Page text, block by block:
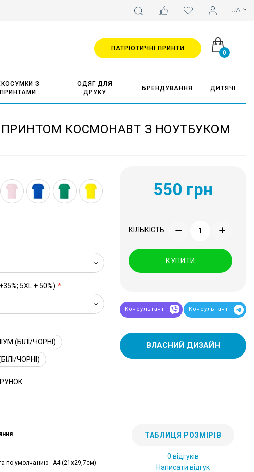
0
З
ПРИНТАМИ
ОДЯГ ДЛЯ
ДРУКУ
БРЕНДУВАННЯ ДИТЯЧІ
ПАТРІОТИЧНІ ПРИНТИ
КОСМОНАВТ З НОУТБУКОМ
5XL + 50%)
(БІЛІ/ЧОРНІ)
ЧОРНІ)
550 грн
КІЛЬКІСТЬ
КУПИТИ
Консультант Консультант
ВЛАСНИЙ ДИЗАЙН
по умолчанию - А4 (21x29,7см)
ТАБЛИЦЯ РОЗМІРІВ
0 відгуків
Написати відгук